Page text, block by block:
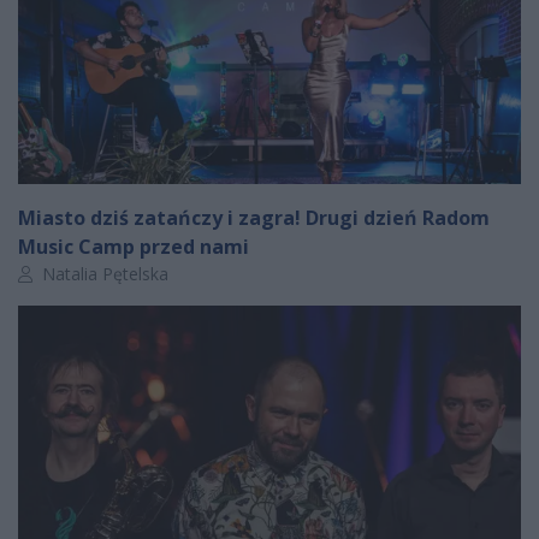
Miasto dziś zatańczy i zagra! Drugi dzień Radom
Music Camp przed nami
Autor artykułu:
Natalia Pętelska